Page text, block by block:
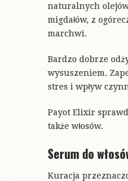
naturalnych
migdałów, z
marchwi.
Bardzo dobrze
wysuszeniem.
stres i wpływ
Payot Elixir
także włosów.
Serum do
Kuracja